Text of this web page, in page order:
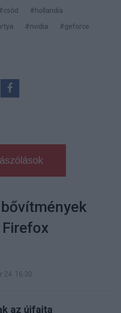
#hollandia
#nvidia #geforce
24. 16:30
az újfajta